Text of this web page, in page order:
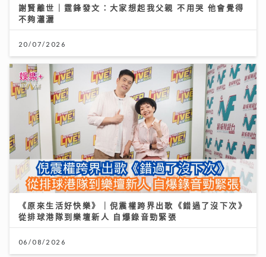
謝賢離世｜霆鋒發文：大家想起我父親 不用哭 他會覺得
不夠瀟灑
20/07/2026
《原來生活好快樂》｜倪震權跨界出歌《錯過了沒下次》
從排球港隊到樂壇新人 自爆錄音勁緊張
06/08/2026